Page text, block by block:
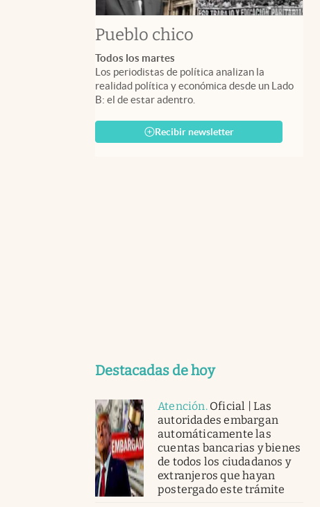
Pueblo chico
Todos los martes
Los periodistas de política analizan la
realidad política y económica desde un Lado
B: el de estar adentro.
Recibir newsletter
Destacadas de hoy
Atención. Oficial | Las
autoridades embargan
automáticamente las
cuentas bancarias y bienes
de todos los ciudadanos y
extranjeros que hayan
postergado este trámite